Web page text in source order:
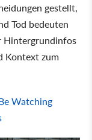
gestellt,
Tod bedeuten
Hintergrundinfos
Kontext zum
Watching